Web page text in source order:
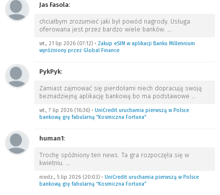
Jas Fasola:
chciałbym zrozumieć jaki był powód nagrody. Usługa
oferowana jest przez bardzo wiele banków. …
wt., 21 lip 2026 (07:12) • Zakup eSIM w aplikacji Banku Millennium
wyróżniony przez Global Finance
PykPyk:
Zamiast zajmować się pierdołami niech dopracują swoją
beznadziejną aplikację bankową bo ma podstawowe …
wt., 7 lip 2026 (16:36) • UniCredit uruchamia pierwszą w Polsce
bankową grę fabularną “Kosmiczna Fortuna”
human1:
Trochę spóźniony ten news. Ta gra rozpoczęła się w
kwietniu. …
niedz., 5 lip 2026 (20:03) • UniCredit uruchamia pierwszą w Polsce
bankową grę fabularną “Kosmiczna Fortuna”